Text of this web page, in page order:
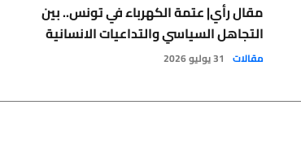
مقال رأي| عتمة الكهرباء في تونس.. بين
التجاهل السياسي والتداعيات الانسانية
مقالات 31 يوليو 2026